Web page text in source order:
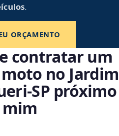
.
ORÇAMENTO
contratar um
no Jardim
próximo
mim